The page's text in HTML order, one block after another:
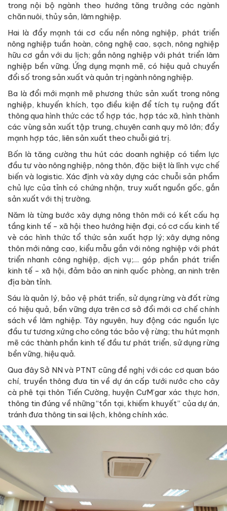
trong nội bộ ngành theo hướng tăng trưởng các ngành
chăn nuôi, thủy sản, lâm nghiệp.
Hai là đẩy mạnh tái cơ cấu nền nông nghiệp, phát triển
nông nghiệp tuần hoàn, công nghệ cao, sạch, nông nghiệp
hữu cơ gắn với du lịch; gắn nông nghiệp với phát triển lâm
nghiệp bền vững. Ứng dụng mạnh mẽ, có hiệu quả chuyển
đổi số trong sản xuất và quản trị ngành nông nghiệp.
Ba là đổi mới mạnh mẽ phương thức sản xuất trong nông
nghiệp, khuyến khích, tạo điều kiện để tích tụ ruộng đất
thông qua hình thức các tổ hợp tác, hợp tác xã, hình thành
các vùng sản xuất tập trung, chuyên canh quy mô lớn; đẩy
mạnh hợp tác, liên sản xuất theo chuỗi giá trị.
Bốn là tăng cường thu hút các doanh nghiệp có tiềm lực
đầu tư vào nông nghiệp, nông thôn, đặc biệt là lĩnh vực chế
biến và logistic. Xác định và xây dựng các chuỗi sản phẩm
chủ lực của tỉnh có chứng nhận, truy xuất nguồn gốc, gắn
sản xuất với thị trường.
Năm là từng bước xây dựng nông thôn mới có kết cấu hạ
tầng kinh tế - xã hội theo hướng hiện đại, có cơ cấu kinh tế
vè các hình thức tổ thức sản xuất hợp lý; xây dựng nông
thôn mới nâng cao, kiểu mẫu gắn với nông nghiệp với phát
triển nhanh công nghiệp, dịch vụ;… góp phần phát triển
kinh tế - xã hội, đảm bảo an ninh quốc phòng, an ninh trên
địa bàn tỉnh.
Sáu là quản lý, bảo vệ phát triển, sử dụng rừng và đất rừng
có hiệu quả, bền vững dựa trên cơ sở đổi mới cơ chế chính
sách về lâm nghiệp. Tây nguyên, huy động các nguồn lực
đầu tư tương xứng cho công tác bảo vệ rừng; thu hút mạnh
mẽ các thành phần kinh tế đầu tư phát triển, sử dụng rừng
bền vững, hiệu quả.
Qua đây Sở NN và PTNT cũng đề nghị với các cơ quan báo
chí, truyền thông đưa tin về dự án cấp tưới nước cho cây
cà phê tại thôn Tiến Cường, huyện CưM’gar xác thực hơn,
thông tin đúng về những “tồn tại, khiếm khuyết” của dự án,
tránh đưa thông tin sai lệch, không chính xác.